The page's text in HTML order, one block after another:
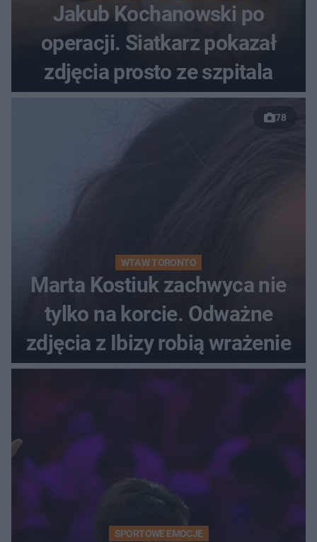
Jakub Kochanowski po
operacji. Siatkarz pokazał
zdjęcia prosto ze szpitala
78
WTA W TORONTO
Marta Kostiuk zachwyca nie
tylko na korcie. Odważne
zdjęcia z Ibizy robią wrażenie
SPORTOWE EMOCJE